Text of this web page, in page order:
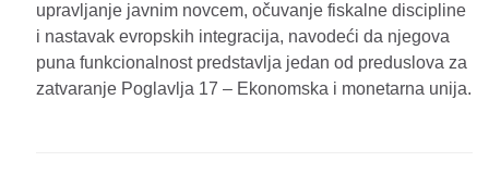
upravljanje javnim novcem, očuvanje fiskalne discipline
i nastavak evropskih integracija, navodeći da njegova
puna funkcionalnost predstavlja jedan od preduslova za
zatvaranje Poglavlja 17 – Ekonomska i monetarna unija.